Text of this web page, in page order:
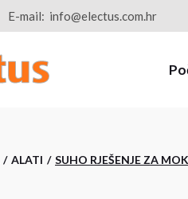
E-mail: info@electus.com.hr
ALATI SUHO RJEŠENJE ZA